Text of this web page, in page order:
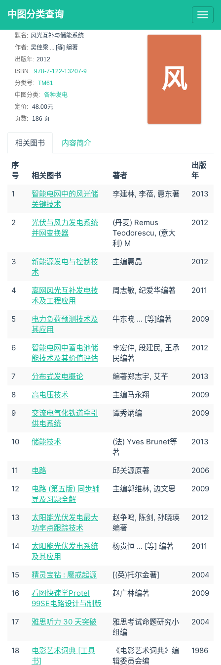
中图分类查询
风
题名: 风光互补与储能系统
作者: 吴佳梁 ... [等] 编著
出版年: 2012
ISBN: 978-7-122-13207-9
分类号: TM61
中图分类: 各种发电
定价: 48.00元
页数:
186 页
相关图书 内容简介
序
号
相关图书 著者
出版
年
1
智能电网中的风光储
关键技术
李建林, 李蓓, 惠东著 2013
2
光伏与风力发电系统
并网变换器
(丹麦) Remus
Teodorescu, (意大
利) M
2012
3
新能源发电与控制技
术
主编惠晶 2012
4
离网风光互补发电技
术及工程应用
周志敏, 纪爱华编著 2011
5
电力负荷预测技术及
其应用
牛东晓 ... [等]编著 2009
6
智能电网中蓄电池储
能技术及其价值评估
李宏仲, 段建民, 王承
民编著
2012
7 分布式发电概论 编著郑志宇, 艾芊
2013
8
高电压技术 主编马永翔
2009
9
交流电气化铁道牵引
供电系统
谭秀炳编 2009
10 储能技术
(法) Yves Brunet等
著
2013
11 电路 邱关源原著
2006
12
电路 (第五版) 同步辅
导及习题全解
主编郭维林, 边文思 2009
13
太阳能光伏发电最大
功率点跟踪技术
赵争鸣, 陈剑, 孙晓瑛
编著
2012
14
太阳能光伏发电系统
及其应用
杨贵恒 ... [等] 编著 2011
15 精灵宝钻 : 魔戒起源 [(英)托尔金著]
2004
16
看图快速学Protel
99SE电路设计与制版
赵广林编著 2009
17 雅思听力 30 天突破
雅思考试命题研究小
组编
2004
18
电影艺术词典 [工具
书]
《电影艺术词典》编
辑委员会编
1986